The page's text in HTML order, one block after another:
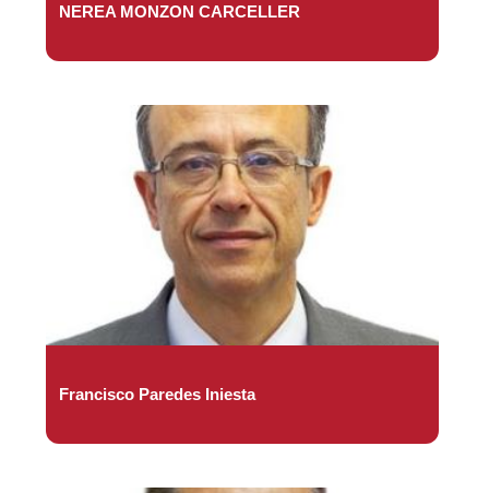
NEREA MONZON CARCELLER
Francisco Paredes Iniesta